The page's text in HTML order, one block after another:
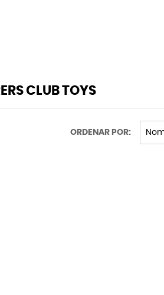
CLUB TOYS
ORDENAR POR